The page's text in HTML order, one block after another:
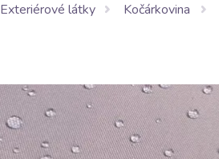
Exteriérové látky Kočárkovina